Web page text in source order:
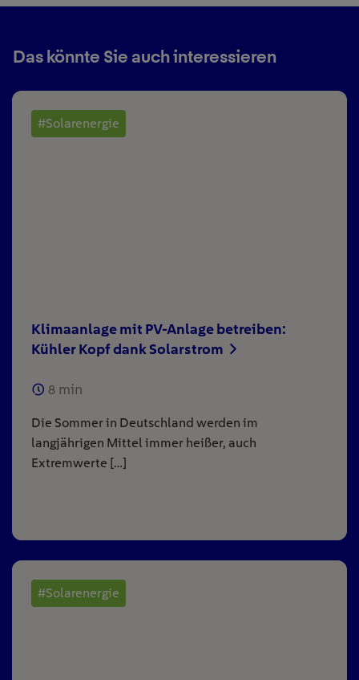
Das könnte Sie auch interessieren
#Solarenergie
Klimaanlage mit PV-Anlage betreiben:
Kühler Kopf dank Solarstrom
8 min
Die Sommer in Deutschland werden im
langjährigen Mittel immer heißer, auch
Extremwerte […]
#Solarenergie